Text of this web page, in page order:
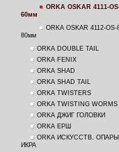
ORKA OSKAR 4111-
60мм
ORKA OSKAR 4112-OS-
80мм
ORKA DOUBLE TAIL
ORKA FENIX
ORKA SHAD
ORKA SHAD TAIL
ORKA TWISTERS
ORKA TWISTING WORMS
ORKA ДЖИГ ГОЛОВКИ
ORKA ЕРШ
ORKA ИСКУССТВ.
ИКРА